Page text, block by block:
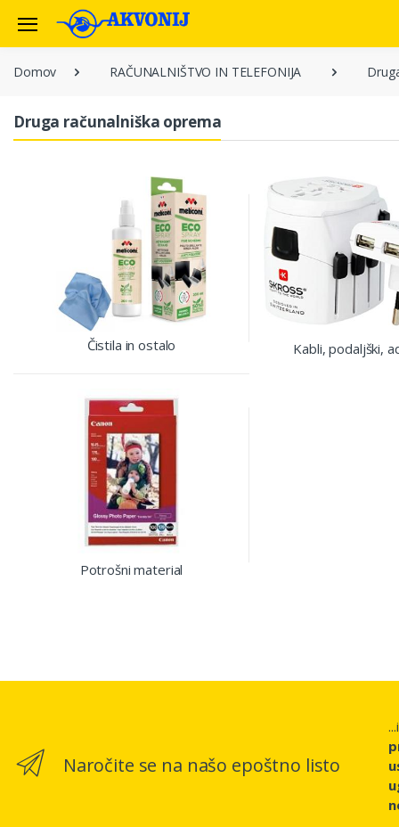
Domov RAČUNALNIŠTVO IN TELEFONIJA
Druga računalniška oprema
Čistila in ostalo Kabli, podaljški,
Potrošni material
Naročite se na našo epoštno listo